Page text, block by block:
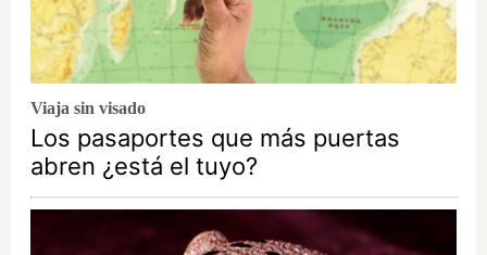
Viaja sin visado
Los pasaportes que más puertas
abren ¿está el tuyo?